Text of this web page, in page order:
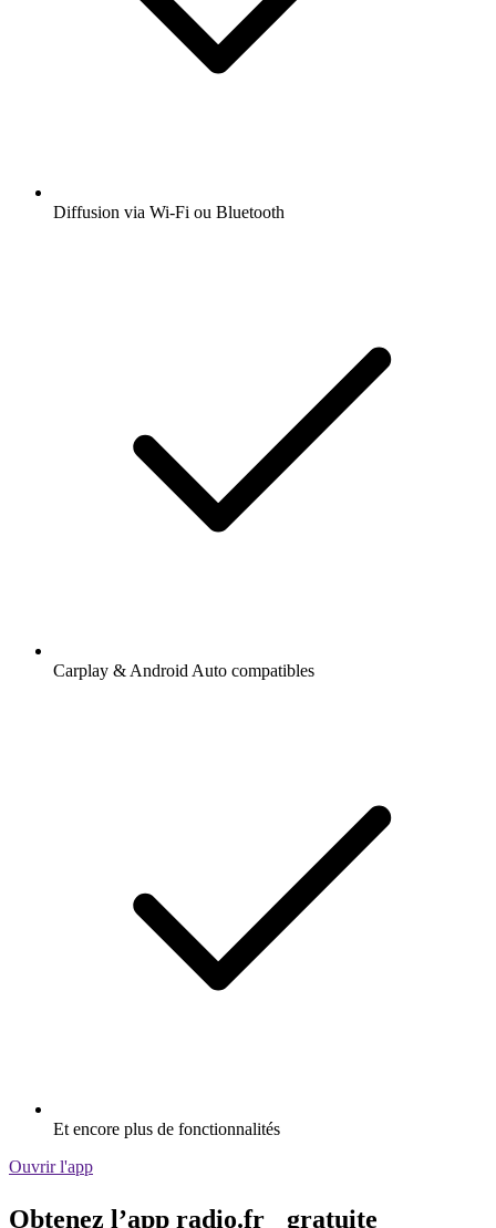
Diffusion via Wi-Fi ou Bluetooth
Carplay & Android Auto compatibles
Et encore plus de fonctionnalités
Ouvrir l'app
Obtenez l’app radio.fr gratuite